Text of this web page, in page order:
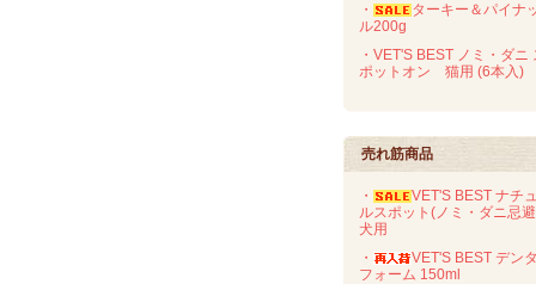
・
ターキー＆パイナ
ル200g
・VET'S BEST ノミ・ダニ
ポットオン 猫用 (6本入)
売れ筋商品
・
VET'S BEST ナチ
ルスポット(ノミ・ダニ
犬用
・
VET'S BEST デン
フォーム 150ml